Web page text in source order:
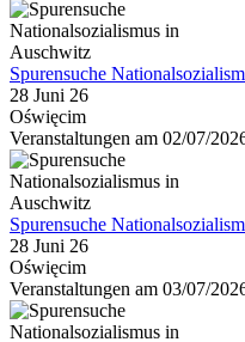
Spurensuche
28 Juni 26
Oświęcim
Veranstaltungen am 02/07/
Spurensuche
28 Juni 26
Oświęcim
Veranstaltungen am 03/07/